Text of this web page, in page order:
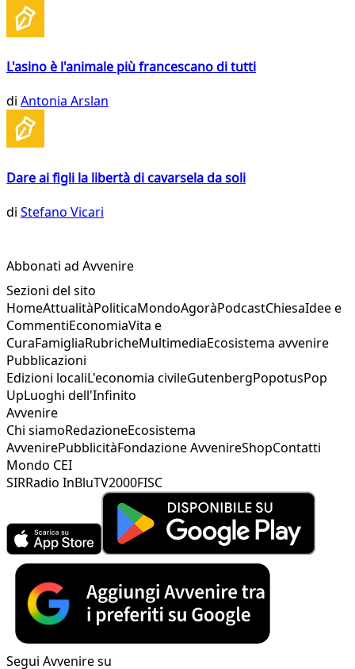
L'asino è l'animale più francescano di tutti
di Antonia Arslan
Dare ai figli la libertà di cavarsela da soli
di Stefano Vicari
Abbonati ad Avvenire
Sezioni del sito
HomeAttualitàPoliticaMondoAgoràPodcastChiesaIdee e
CommentiEconomiaVita e
CuraFamigliaRubricheMultimediaEcosistema avvenire
Pubblicazioni
Edizioni localiL'economia civileGutenbergPopotusPop
UpLuoghi dell'Infinito
Avvenire
Chi siamoRedazioneEcosistema
AvvenirePubblicitàFondazione AvvenireShopContatti
Mondo CEI
SIRRadio InBluTV2000FISC
Segui Avvenire su